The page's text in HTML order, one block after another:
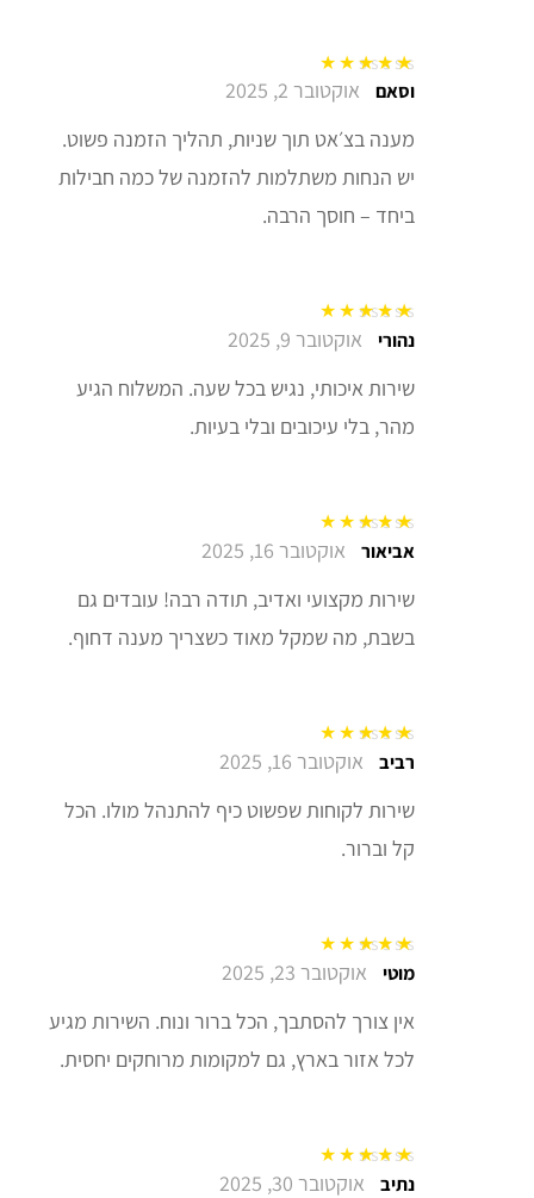
דורג5מתוך 5וסאם אוקטובר 2, 2025
מענה בצ׳אט תוך שניות, תהליך הזמנה פשוט.
יש הנחות משתלמות להזמנה של כמה חבילות
ביחד – חוסך הרבה.
דורג5מתוך 5נהורי אוקטובר 9, 2025
שירות איכותי, נגיש בכל שעה. המשלוח הגיע
מהר, בלי עיכובים ובלי בעיות.
דורג5מתוך 5אביאור אוקטובר 16, 2025
שירות מקצועי ואדיב, תודה רבה! עובדים גם
בשבת, מה שמקל מאוד כשצריך מענה דחוף.
דורג5מתוך 5רביב אוקטובר 16, 2025
שירות לקוחות שפשוט כיף להתנהל מולו. הכל
קל וברור.
דורג5מתוך 5 מוטי אוקטובר 23, 2025
אין צורך להסתבך, הכל ברור ונוח. השירות מגיע
לכל אזור בארץ, גם למקומות מרוחקים יחסית.
דורג5מתוך 5נתיב אוקטובר 30, 2025